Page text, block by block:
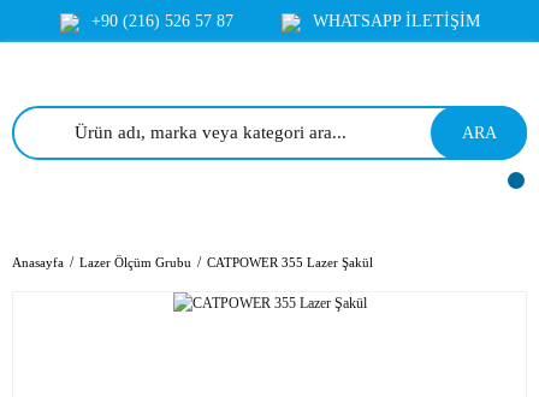
+90 (216) 526 57 87 WHATSAPP İLETİŞİM
ARA
Anasayfa Lazer Ölçüm Grubu CATPOWER 355 Lazer Şakül